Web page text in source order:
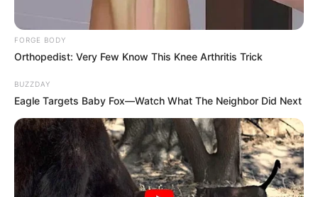
FORGE BODY
Orthopedist: Very Few Know This Knee Arthritis Trick
BUZZDAY
Eagle Targets Baby Fox—Watch What The Neighbor Did Next